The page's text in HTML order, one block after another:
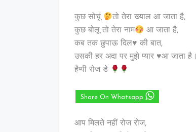
कुछ सोचूं
तो तेरा ख्याल आ जाता है,
कुछ बोलू तो तेरा नाम
आ जाता है,
कब तक छुपाऊ दिल♥️ की बात,
उसकी हर अदा पर मुझे प्यार ♥️आ जाता है।
हैप्पी रोज डे
Share On Whatsapp
आप मिलते नहीं रोज रोज,